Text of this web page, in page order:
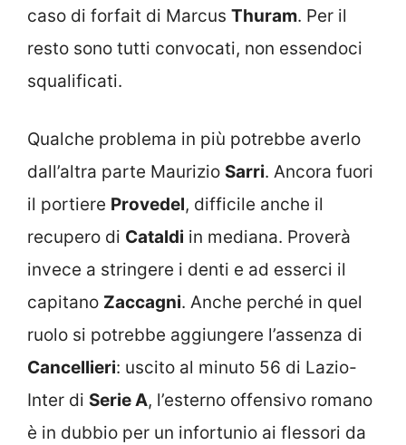
caso di forfait di Marcus Thuram. Per il
resto sono tutti convocati, non essendoci
squalificati.
Qualche problema in più potrebbe averlo
dall’altra parte Maurizio Sarri. Ancora fuori
il portiere Provedel, difficile anche il
recupero di Cataldi in mediana. Proverà
invece a stringere i denti e ad esserci il
capitano Zaccagni. Anche perché in quel
ruolo si potrebbe aggiungere l’assenza di
Cancellieri: uscito al minuto 56 di Lazio-
Inter di Serie A, l’esterno offensivo romano
è in dubbio per un infortunio ai flessori da